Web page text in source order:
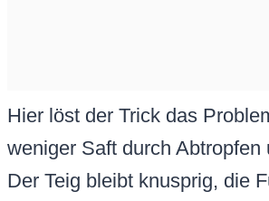
Hier löst der Trick das
weniger Saft durch Abtropfen
Der Teig bleibt knusprig, die